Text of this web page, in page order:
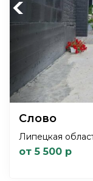
Previous
Слово
Липецкая
от 5 500 р